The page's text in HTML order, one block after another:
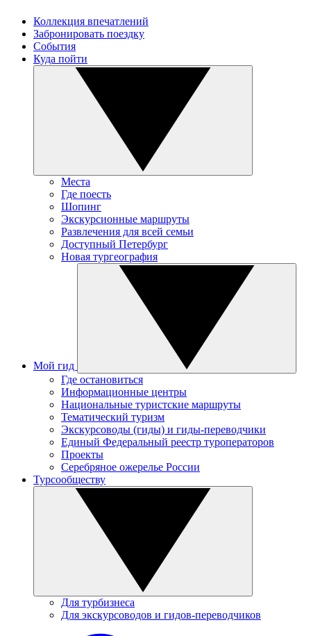
Коллекция впечатлений
Забронировать поездку
События
Куда пойти
Места
Где поесть
Шопинг
Экскурсионные маршруты
Развлечения для всей семьи
Доступный Петербург
Новая тургеография
Мой гид
Где остановиться
Информационные центры
Национальные туристские маршруты
Тематический туризм
Экскурсоводы (гиды) и гиды-переводчики
Единый Федеральный реестр туроператоров
Проекты
Серебряное ожерелье России
Турсообществу
Для турбизнеса
Для экскурсоводов и гидов-переводчиков